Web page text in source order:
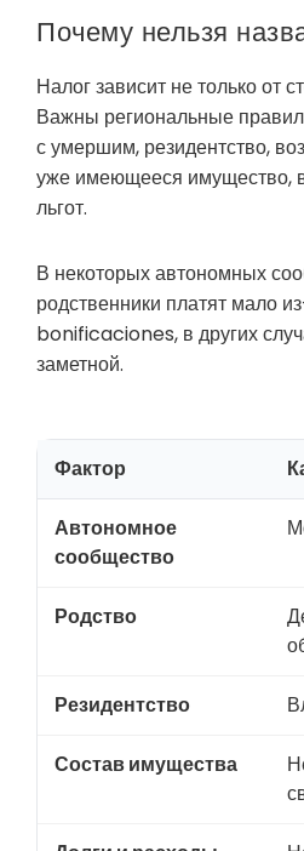
Почему нельзя
Налог зависит не только от
Важны региональные
с умершим, резидентство,
уже имеющееся имущество,
льгот.
В некоторых автономных
родственники платят мало
bonificaciones, в других
заметной.
Фактор
Автономное
сообщество
Родство
Резидентство
Состав имущества